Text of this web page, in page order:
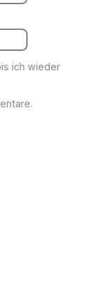
ich wieder